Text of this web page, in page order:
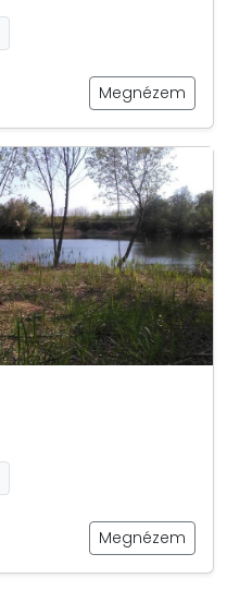
Megnézem
Megnézem